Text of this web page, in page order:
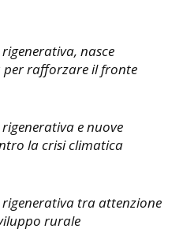
nasce
per rafforzare il fronte
e nuove
la crisi climatica
tra attenzione
rurale